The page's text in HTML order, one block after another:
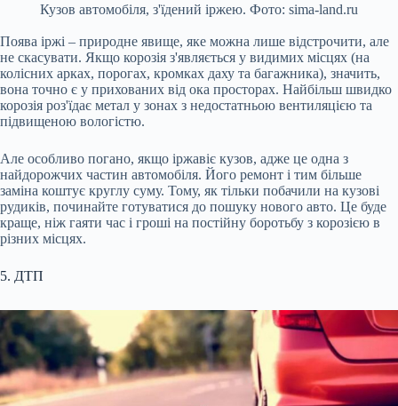
Кузов автомобіля, з'їдений іржею. Фото: sima-land.ru
Поява іржі – природне явище, яке можна лише відстрочити, але
не скасувати. Якщо корозія з'являється у видимих місцях (на
колісних арках, порогах, кромках даху та багажника), значить,
вона точно є у прихованих від ока просторах. Найбільш швидко
корозія роз'їдає метал у зонах з недостатньою вентиляцією та
підвищеною вологістю.
Але особливо погано, якщо іржавіє кузов, адже це одна з
найдорожчих частин автомобіля. Його ремонт і тим більше
заміна коштує круглу суму. Тому, як тільки побачили на кузові
рудиків, починайте готуватися до пошуку нового авто. Це буде
краще, ніж гаяти час і гроші на постійну боротьбу з корозією в
різних місцях.
5. ДТП